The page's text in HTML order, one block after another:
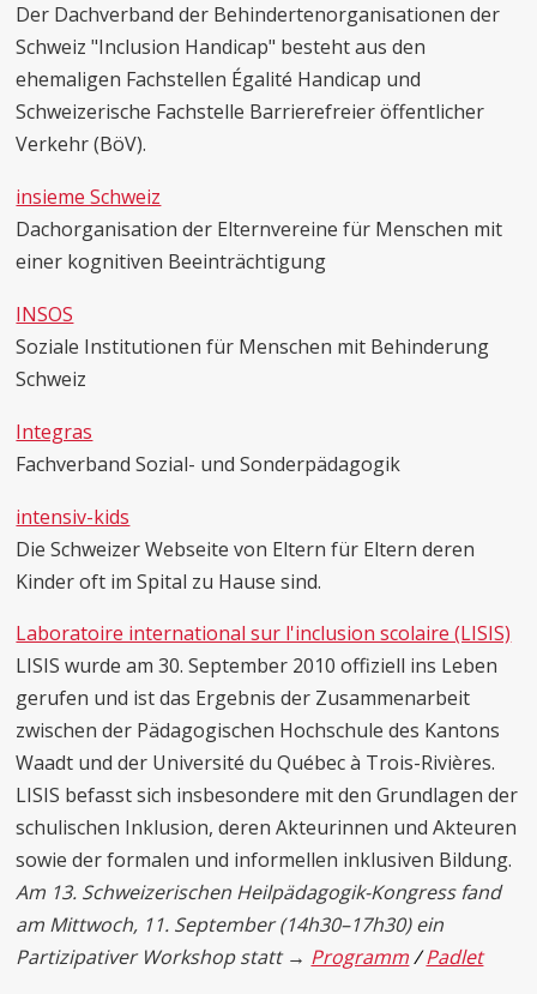
Der Dachverband der Behindertenorganisationen der
Schweiz "Inclusion Handicap" besteht aus den
ehemaligen Fachstellen Égalité Handicap und
Schweizerische Fachstelle Barrierefreier öffentlicher
Verkehr (BöV).
insieme Schweiz
Dachorganisation der Elternvereine für Menschen mit
einer kognitiven Beeinträchtigung
INSOS
Soziale Institutionen für Menschen mit Behinderung
Schweiz
Integras
Fachverband Sozial- und Sonderpädagogik
intensiv-kids
Die Schweizer Webseite von Eltern für Eltern deren
Kinder oft im Spital zu Hause sind.
Laboratoire international sur l'inclusion scolaire (LISIS)
LISIS wurde am 30. September 2010 offiziell ins Leben
gerufen und ist das Ergebnis der Zusammenarbeit
zwischen der Pädagogischen Hochschule des Kantons
Waadt und der Université du Québec à Trois-Rivières.
LISIS befasst sich insbesondere mit den Grundlagen der
schulischen Inklusion, deren Akteurinnen und Akteuren
sowie der formalen und informellen inklusiven Bildung.
Am 13. Schweizerischen Heilpädagogik-Kongress fand
am Mittwoch, 11. September (14h30–17h30) ein
Partizipativer Workshop statt → Programm/Padlet